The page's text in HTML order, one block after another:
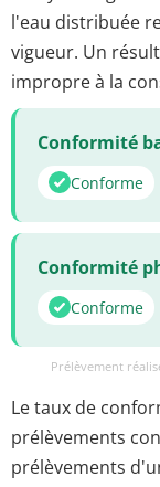
l'eau distribuée
vigueur. Un
impropre à la
Conformité
Conforme
Conformité
Conforme
Prélèvement
Le taux de
prélèvements
prélèvements